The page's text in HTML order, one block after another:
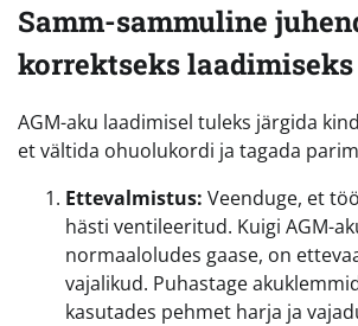
Samm-sammuline
korrektseks laadimiseks
AGM-aku laadimisel tuleks järgida
et vältida ohuolukordi ja tagada
Ettevalmistus: Veenduge, et
hästi ventileeritud. Kuigi AGM-
normaaloludes gaase, on
vajalikud. Puhastage
kasutades pehmet harja ja